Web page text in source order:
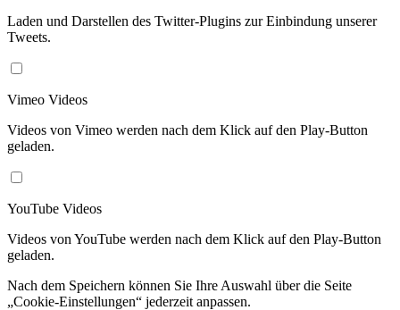
Laden und Darstellen des Twitter-Plugins zur Einbindung unserer
Tweets.
Vimeo Videos
Videos von Vimeo werden nach dem Klick auf den Play-Button
geladen.
YouTube Videos
Videos von YouTube werden nach dem Klick auf den Play-Button
geladen.
Nach dem Speichern können Sie Ihre Auswahl über die Seite
„Cookie-Einstellungen“ jederzeit anpassen.